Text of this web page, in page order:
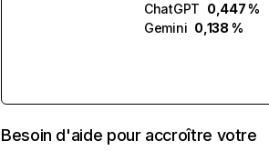
ChatGPT 0,447 %
Gemini 0,138 %
Besoin d'aide pour accroître votre